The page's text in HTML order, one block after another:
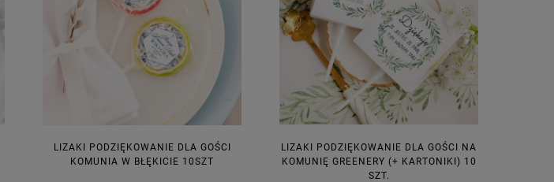
LIZAKI PODZIĘKOWANIE DLA GOŚCI
KOMUNIA W BŁĘKICIE 10SZT
LIZAKI PODZIĘKOWANIE DLA GOŚCI NA
KOMUNIĘ GREENERY (+ KARTONIKI) 10
SZT.